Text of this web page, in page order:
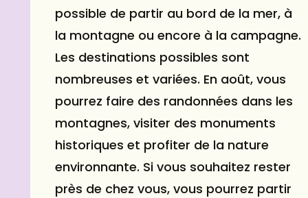
possible de partir au bord de la mer, à
la montagne ou encore à la campagne.
Les destinations possibles sont
nombreuses et variées. En août, vous
pourrez faire des randonnées dans les
montagnes, visiter des monuments
historiques et profiter de la nature
environnante. Si vous souhaitez rester
près de chez vous, vous pourrez partir